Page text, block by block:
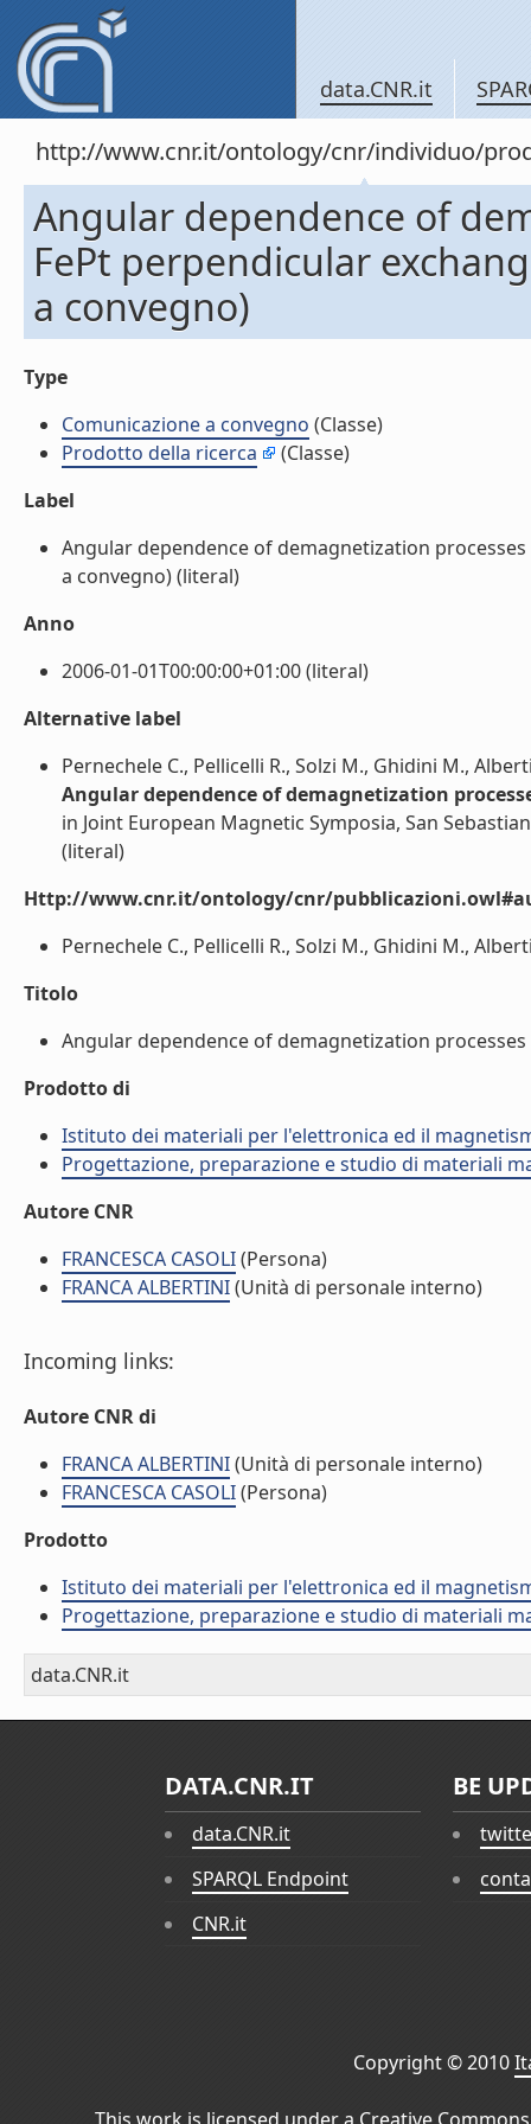
data.CNR.it
http://www.cnr.it/ontology/cnr/individuo/
Angular dependence of
FePt perpendicular
a convegno)
Type
Comunicazione a convegno (Classe)
Prodotto della ricerca
(Classe)
Label
Angular dependence of demagnetization
a convegno) (literal)
Anno
2006-01-01T00:00:00+01:00 (literal)
Alternative label
Pernechele C., Pellicelli R., Solzi M., Ghidini M.,
Angular dependence of demagnetization
in Joint European Magnetic Symposia, San
(literal)
Http://www.cnr.it/ontology/cnr/
Pernechele C., Pellicelli R., Solzi M., Ghidini M.,
Titolo
Angular dependence of demagnetization
Prodotto di
Istituto dei materiali per l'elettronica ed il
Progettazione, preparazione e studio di materiali
Autore CNR
FRANCESCA CASOLI(Persona)
FRANCA ALBERTINI(Unità di personale interno)
Incoming links:
Autore CNR di
FRANCA ALBERTINI(Unità di personale interno)
FRANCESCA CASOLI(Persona)
Prodotto
Istituto dei materiali per l'elettronica ed il
Progettazione, preparazione e studio di materiali
data.CNR.it
DATA.CNR.IT
data.CNR.it
SPARQL Endpoint
CNR.it
BE
Copyright © 2010